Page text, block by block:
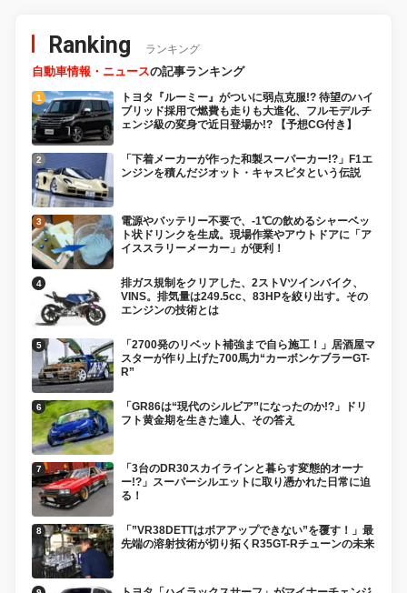
Ranking ランキング
自動車情報・ニュースの記事ランキング
トヨタ『ルーミー』がついに弱点克服!? 待望のハイ
ブリッド採用で燃費も走りも大進化、フルモデルチ
ェンジ級の変身で近日登場か!? 【予想CG付き】
「下着メーカーが作った和製スーパーカー!?」F1エ
ンジンを積んだジオット・キャスピタという伝説
電源やバッテリー不要で、-1℃の飲めるシャーベッ
ト状ドリンクを生成。現場作業やアウトドアに「ア
イススラリーメーカー」が便利！
排ガス規制をクリアした、2ストVツインバイク、
VINS。排気量は249.5cc、83HPを絞り出す。その
エンジンの技術とは
「2700発のリベット補強まで自ら施工！」居酒屋マ
スターが作り上げた700馬力“カーボンケブラーGT-
R”
「GR86は“現代のシルビア”になったのか!?」ドリ
フト黄金期を生きた達人、その答え
「3台のDR30スカイラインと暮らす変態的オーナ
ー!?」スーパーシルエットに取り憑かれた日常に迫
る！
「”VR38DETTはボアアップできない”を覆す！」最
先端の溶射技術が切り拓くR35GT-Rチューンの未来